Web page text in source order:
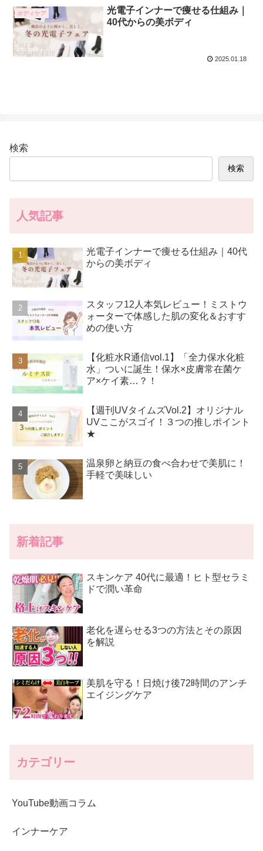
ボディケア
光電子インナーで痩せる仕組み｜
40代からの美ボディ
2025.01.18
検索
検索
人気記事
光電子インナーで痩せる仕組み｜40代
からの美ボディ
スタッフ12人本気レビュー！ミストウ
ォーターで体感した肌の変化＆おすす
めの使い方
【化粧水R通信vol.1】「全力保水化粧
水」ついに誕生！保水×皮膚常在菌ケ
ア×ケイ素…？！
【週刊UVタイムズVol.2】オリジナル
UVここがスゴイ！３つの推しポイント
★
温泉卵と納豆の食べ合わせで美肌に！
手軽で美味しい
新着記事
スキンケア 40代に最適！ヒト型セラミ
ドで潤い革命
老化を遅らせる3つの方法とその原因
を解説
美肌を守る！日焼け後72時間のアンチ
エイジングケア
カテゴリー
YouTube動画コラム
インナーケア